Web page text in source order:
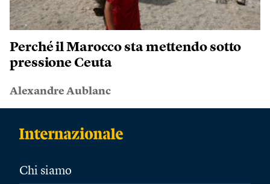
Perché il Marocco sta mettendo sotto
pressione Ceuta
Alexandre Aublanc
Chi siamo